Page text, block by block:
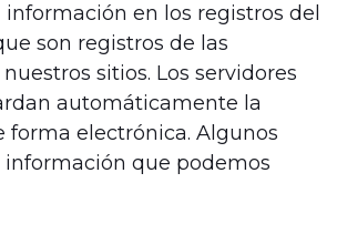
en los registros del
son registros de las
sitios. Los servidores
automáticamente la
forma electrónica. Algunos
que podemos